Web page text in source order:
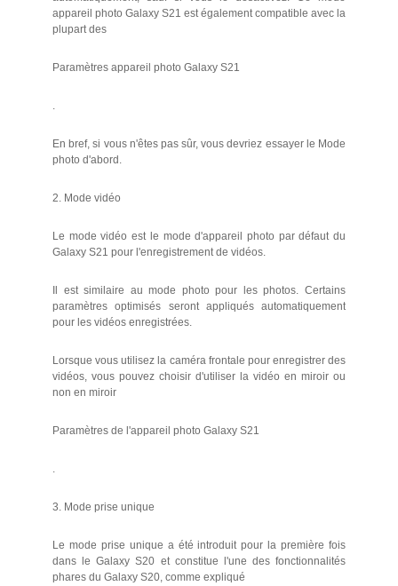
appareil photo Galaxy S21 est également compatible avec la
plupart des
Paramètres appareil photo Galaxy S21
.
En bref, si vous n'êtes pas sûr, vous devriez essayer le Mode
photo d'abord.
2. Mode vidéo
Le mode vidéo est le mode d'appareil photo par défaut du
Galaxy S21 pour l'enregistrement de vidéos.
Il est similaire au mode photo pour les photos. Certains
paramètres optimisés seront appliqués automatiquement
pour les vidéos enregistrées.
Lorsque vous utilisez la caméra frontale pour enregistrer des
vidéos, vous pouvez choisir d'utiliser la vidéo en miroir ou
non en miroir
Paramètres de l'appareil photo Galaxy S21
.
3. Mode prise unique
Le mode prise unique a été introduit pour la première fois
dans le Galaxy S20 et constitue l'une des fonctionnalités
phares du Galaxy S20, comme expliqué